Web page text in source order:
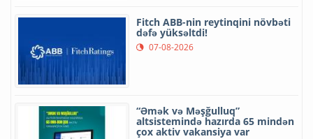
Fitch ABB-nin reytinqini növbəti
dəfə yüksəltdi!
07-08-2026
“Əmək və Məşğulluq”
altsistemində hazırda 65 mindən
çox aktiv vakansiya var